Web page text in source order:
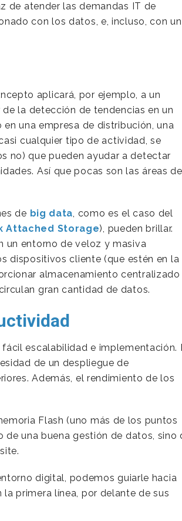
de atender las demandas IT de
con los datos, e, incluso, con
aplicará, por ejemplo, a un
la detección de tendencias en un
una empresa de distribución, una
cualquier tipo de actividad, se
no) que pueden ayudar a detectar
Así que pocas son las áreas de
de big data, como es el caso del
Attached Storage), pueden brillar.
un entorno de veloz y masiva
dispositivos cliente (que estén en la
almacenamiento
gran cantidad de datos.
escalabilidad e implementación.
de un despliegue de
Además, el rendimiento de los
Flash (uno más de los puntos
de una buena gestión de datos, sino
digital, podemos guiarle hacia
primera línea, por delante de sus